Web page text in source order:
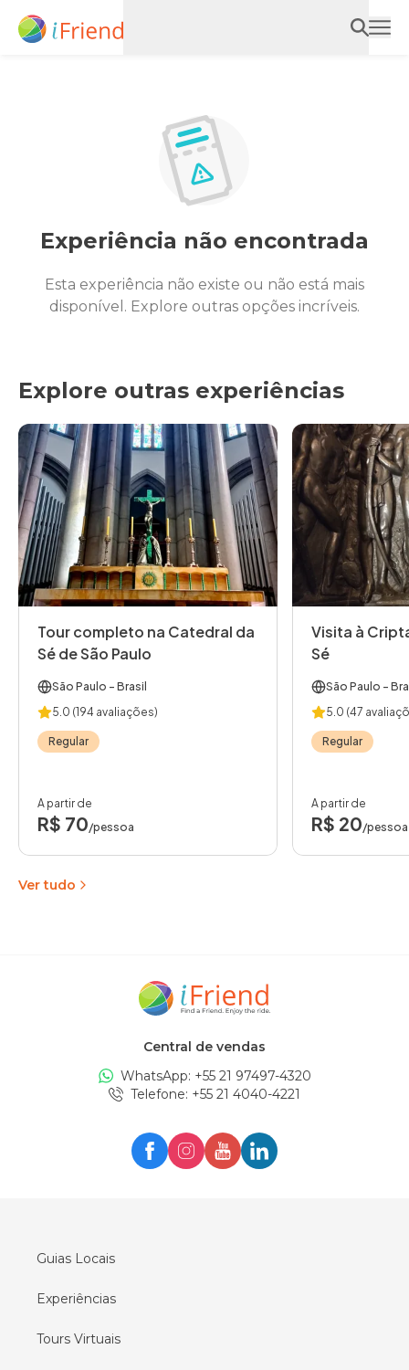
Experiência não encontrada
Esta experiência não existe ou não está mais
disponível. Explore outras opções incríveis.
Explore outras experiências
Tour completo na Catedral da
Sé de São Paulo
São Paulo - Brasil
5.0 (194 avaliações)
Regular
A partir de
R$ 70/pessoa
Visita à
Sé
São Paulo -
5.0 (47
Regular
A partir de
R$ 20/pessoa
Ver tudo
Central de vendas
WhatsApp: +55 21 97497-4320
Telefone: +55 21 4040-4221
Guias Locais
Experiências
Tours Virtuais